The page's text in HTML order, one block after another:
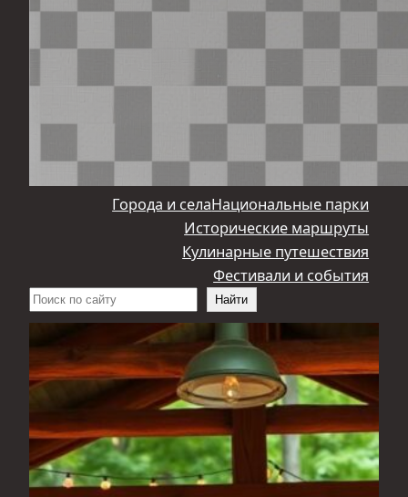
Города и селаНациональные парки
Исторические маршруты
Кулинарные путешествия
Фестивали и события
Поиск
Найти